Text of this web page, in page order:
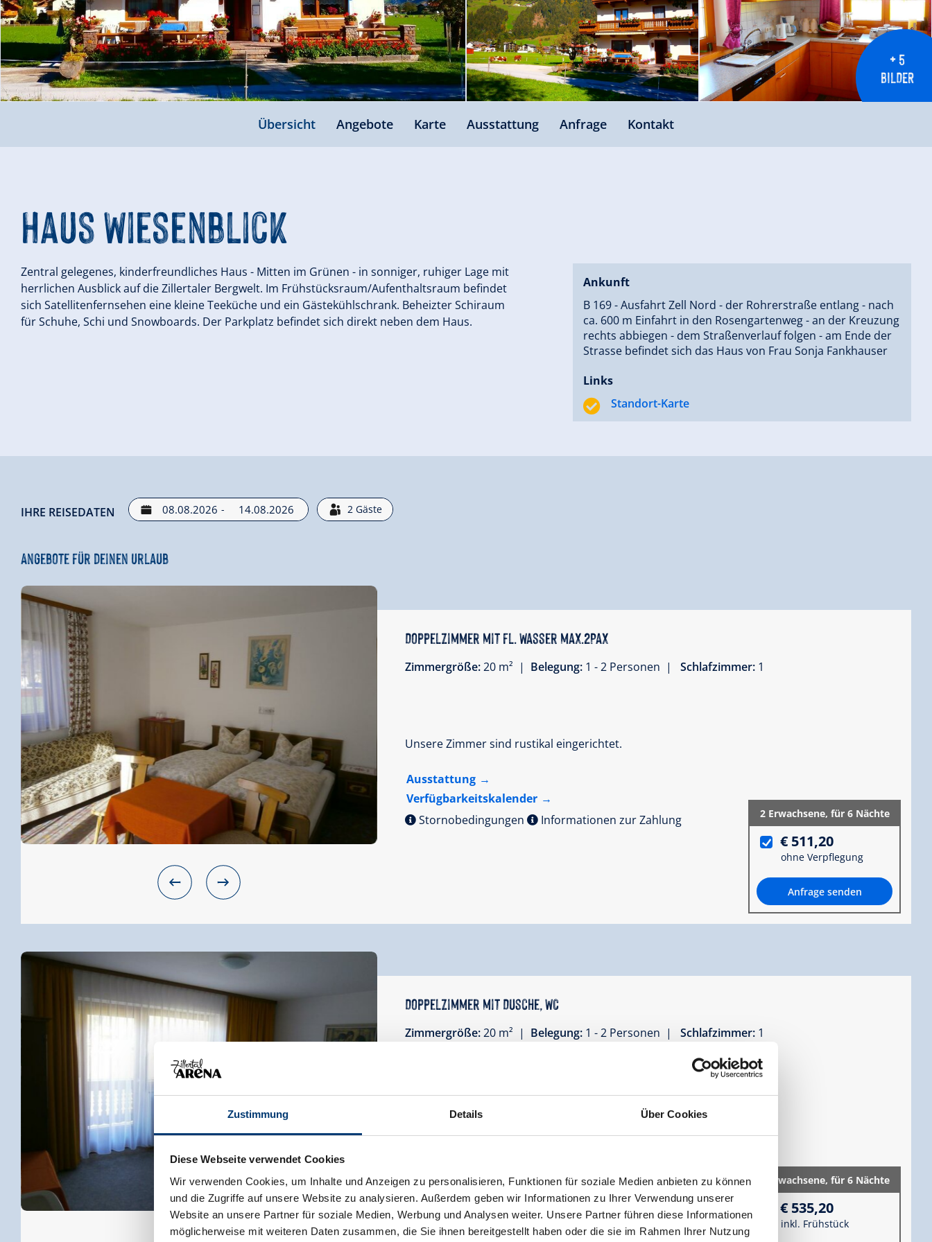
Zustimmung Details Über Cookies
Diese Webseite verwendet Cookies
Wir verwenden Cookies, um Inhalte und Anzeigen zu personalisieren, Funktionen für soziale Medien anbieten zu können
und die Zugriffe auf unsere Website zu analysieren. Außerdem geben wir Informationen zu Ihrer Verwendung unserer
Website an unsere Partner für soziale Medien, Werbung und Analysen weiter. Unsere Partner führen diese Informationen
möglicherweise mit weiteren Daten zusammen, die Sie ihnen bereitgestellt haben oder die sie im Rahmen Ihrer Nutzung
+ 5
BILDER
Übersicht Angebote Karte Ausstattung Anfrage Kontakt
Haus Wiesenblick
Zentral gelegenes, kinderfreundliches Haus - Mitten im Grünen - in sonniger, ruhiger Lage mit
herrlichen Ausblick auf die Zillertaler Bergwelt. Im Frühstücksraum/Aufenthaltsraum befindet
sich Satellitenfernsehen eine kleine Teeküche und ein Gästekühlschrank. Beheizter Schiraum
für Schuhe, Schi und Snowboards. Der Parkplatz befindet sich direkt neben dem Haus.
Ankunft
B 169 - Ausfahrt Zell Nord - der Rohrerstraße entlang - nach
ca. 600 m Einfahrt in den Rosengartenweg - an der Kreuzung
rechts abbiegen - dem Straßenverlauf folgen - am Ende der
Strasse befindet sich das Haus von Frau Sonja Fankhauser
Links
Standort-Karte
IHRE REISEDATEN - 2 Gäste
Angebote für deinen Urlaub
Doppelzimmer mit fl. Wasser max.2Pax
Zimmergröße:20 m² | Belegung: 1 - 2 Personen | Schlafzimmer: 1
Unsere Zimmer sind rustikal eingerichtet.
Ausstattung
Verfügbarkeitskalender
Stornobedingungen
Informationen zur Zahlung 2 Erwachsene, für 6 Nächte
€ 511,20
ohne Verpflegung
Anfrage senden
Doppelzimmer mit Dusche, WC
Zimmergröße:20 m² | Belegung: 1 - 2 Personen | Schlafzimmer: 1
Unsere Zimmer sind rustikal eingerichtet.
Stornobedingungen
Informationen zur Zahlung 2 Erwachsene, für 6 Nächte
€ 535,20
inkl. Frühstück